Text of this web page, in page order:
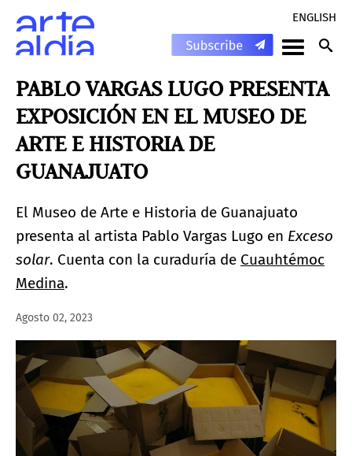
ENGLISH
PABLO VARGAS LUGO PRESENTA
EXPOSICIÓN EN EL MUSEO DE
ARTE E HISTORIA DE
GUANAJUATO
El Museo de Arte e Historia de Guanajuato
presenta al artista Pablo Vargas Lugo en Exceso
solar. Cuenta con la curaduría de Cuauhtémoc
Medina.
Agosto 02, 2023